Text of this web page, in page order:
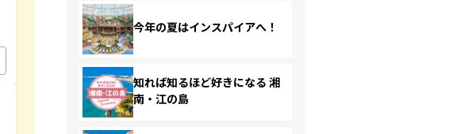
今年の夏はインスパイアへ！
知れば知るほど好きになる 湘
南・江の島